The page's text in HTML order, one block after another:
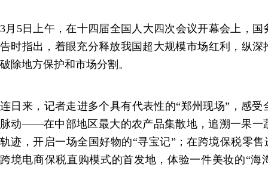
3月5日上午，在十四届全国人大四次会议开幕会上，
告时指出，着眼充分释放我国超大规模市场红利，纵
破除地方保护和市场分割。
连日来，记者走进多个具有代表性的“郑州现场”，感
脉动——在中部地区最大的农产品集散地，追溯一果一
轨迹，开启一场全国好物的“寻宝记”；在跨境保税零售
跨境电商保税直购模式的首发地，体验一件美妆的“海